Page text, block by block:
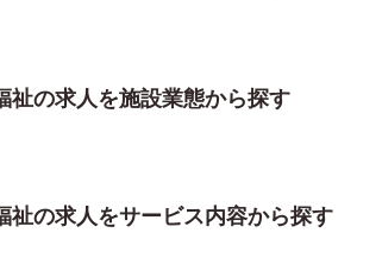
祉の求人を施設業態から探す
祉の求人をサービス内容から探す